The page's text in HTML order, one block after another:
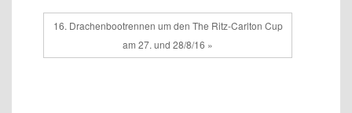
16. Drachenbootrennen um den The Ritz-Carlton Cup
am 27. und 28/8/16 »